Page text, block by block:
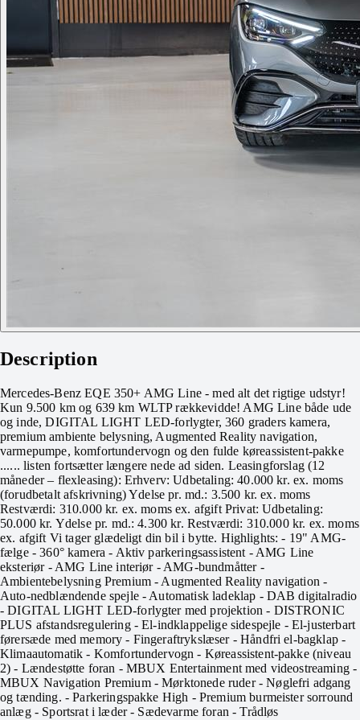
Description
Mercedes-Benz EQE 350+ AMG Line - med alt det rigtige udstyr!
Kun 9.500 km og 639 km WLTP rækkevidde! AMG Line både ude
og inde, DIGITAL LIGHT LED-forlygter, 360 graders kamera,
premium ambiente belysning, Augmented Reality navigation,
varmepumpe, komfortundervogn og den fulde køreassistent-pakke
...... listen fortsætter længere nede ad siden. Leasingforslag (12
måneder – flexleasing): Erhverv: Udbetaling: 40.000 kr. ex. moms
(forudbetalt afskrivning) Ydelse pr. md.: 3.500 kr. ex. moms
Restværdi: 310.000 kr. ex. moms ex. afgift Privat: Udbetaling:
50.000 kr. Ydelse pr. md.: 4.300 kr. Restværdi: 310.000 kr. ex. moms
ex. afgift Vi tager glædeligt din bil i bytte. Highlights: - 19" AMG-
fælge - 360° kamera - Aktiv parkeringsassistent - AMG Line
eksteriør - AMG Line interiør - AMG-bundmåtter -
Ambientebelysning Premium - Augmented Reality navigation -
Auto-nedblændende spejle - Automatisk ladeklap - DAB digitalradio
- DIGITAL LIGHT LED-forlygter med projektion - DISTRONIC
PLUS afstandsregulering - El-indklappelige sidespejle - El-justerbart
førersæde med memory - Fingeraftrykslæser - Håndfri el-bagklap -
Klimaautomatik - Komfortundervogn - Køreassistent-pakke (niveau
2) - Lændestøtte foran - MBUX Entertainment med videostreaming -
MBUX Navigation Premium - Mørktonede ruder - Nøglefri adgang
og tænding. - Parkeringspakke High - Premium burmeister sorround
anlæg - Sportsrat i læder - Sædevarme foran - Trådløs